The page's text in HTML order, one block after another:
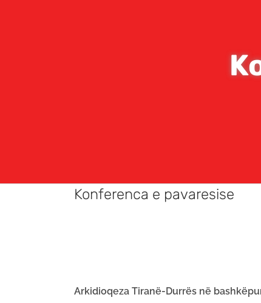
Konferenca e pavaresise
Arkidioqeza Tiranë-Durrës në